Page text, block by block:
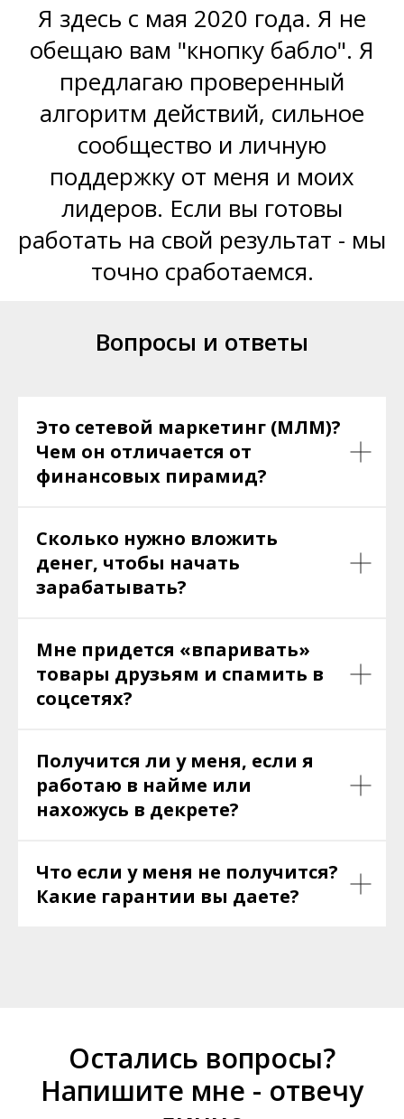
Я здесь с мая 2020 года. Я не
обещаю вам "кнопку бабло". Я
предлагаю проверенный
алгоритм действий, сильное
сообщество и личную
поддержку от меня и моих
лидеров. Если вы готовы
работать на свой результат - мы
точно сработаемся.
Вопросы и ответы
Это сетевой маркетинг (МЛМ)?
Чем он отличается от
финансовых пирамид?
Сколько нужно вложить
денег, чтобы начать
зарабатывать?
Мне придется «впаривать»
товары друзьям и спамить в
соцсетях?
Получится ли у меня, если я
работаю в найме или
нахожусь в декрете?
Что если у меня не получится?
Какие гарантии вы даете?
Остались вопросы?
Напишите мне - отвечу